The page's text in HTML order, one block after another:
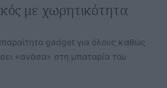
με χωρητικότητα
gadget για όλους καθώς
«ανάσα» στη μπαταρία του